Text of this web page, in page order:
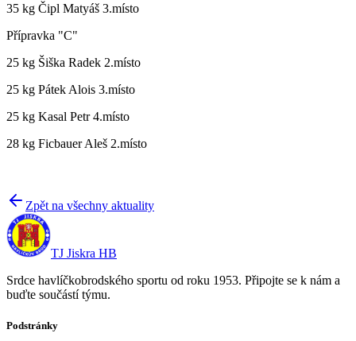
35 kg Čipl Matyáš 3.místo
Přípravka "C"
25 kg Šiška Radek 2.místo
25 kg Pátek Alois 3.místo
25 kg Kasal Petr 4.místo
28 kg Ficbauer Aleš 2.místo
Zpět na všechny aktuality
TJ Jiskra HB
Srdce havlíčkobrodského sportu od roku 1953. Připojte se k nám a
buďte součástí týmu.
Podstránky